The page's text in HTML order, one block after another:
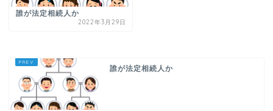
誰が法定相続人か
2022年3月29日
誰が法定相続人か